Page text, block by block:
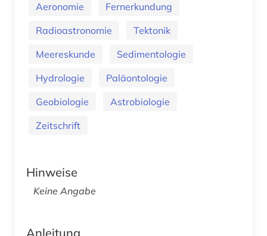
Aeronomie
Fernerkundung
Radioastronomie
Tektonik
Meereskunde
Sedimentologie
Hydrologie
Paläontologie
Geobiologie
Astrobiologie
Zeitschrift
Hinweise
Keine Angabe
Anleitung